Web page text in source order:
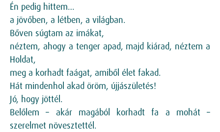
Én pedig hittem…
a jövőben, a létben, a világban.
Bőven súgtam az imákat,
néztem, ahogy a tenger apad, majd kiárad, néztem a
Holdat,
meg a korhadt faágat, amiből élet fakad.
Hát mindenhol akad öröm, újjászületés!
Jó, hogy jöttél.
Belőlem – akár magából korhadt fa a mohát –
szerelmet növesztettél.